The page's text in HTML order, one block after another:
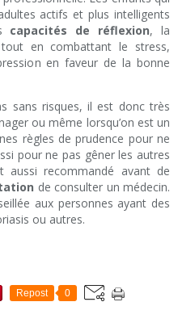
actifs et plus intelligents
capacités de réflexion, la
en combattant le stress,
en faveur de la bonne
sans risques, il est donc très
ou même lorsqu’on est un
règles de prudence pour ne
pour ne pas gêner les autres
aussi recommandé avant de
de consulter un médecin.
aux personnes ayant des
ou autres.
Repost 0